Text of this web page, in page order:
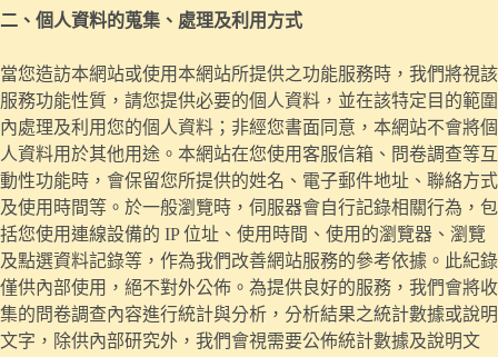
二、個人資料的蒐集、處理及利用方式
當您造訪本網站或使用本網站所提供之功能服務時，我們將視該
服務功能性質，請您提供必要的個人資料，並在該特定目的範圍
內處理及利用您的個人資料；非經您書面同意，本網站不會將個
人資料用於其他用途。本網站在您使用客服信箱、問卷調查等互
動性功能時，會保留您所提供的姓名、電子郵件地址、聯絡方式
及使用時間等。於一般瀏覽時，伺服器會自行記錄相關行為，包
括您使用連線設備的 IP 位址、使用時間、使用的瀏覽器、瀏覽
及點選資料記錄等，作為我們改善網站服務的參考依據。此紀錄
僅供內部使用，絕不對外公佈。為提供良好的服務，我們會將收
集的問卷調查內容進行統計與分析，分析結果之統計數據或說明
文字，除供內部研究外，我們會視需要公佈統計數據及說明文